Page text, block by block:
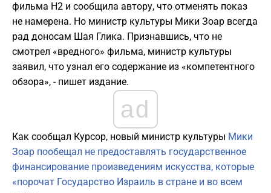
фильма H2 и сообщила автору, что отменять показ
не намерена. Но министр культуры Мики Зоар всегда
рад доносам Шая Глика. Признавшись, что не
смотрел «вредного» фильма, министр культуры
заявил, что узнал его содержание из «компетентного
обзора», - пишет издание.
ad
Как сообщал Курсор, новый министр культуры Мики
Зоар пообещал не предоставлять государственное
финансирование произведениям искусства, которые
«порочат Государство Израиль в стране и во всем